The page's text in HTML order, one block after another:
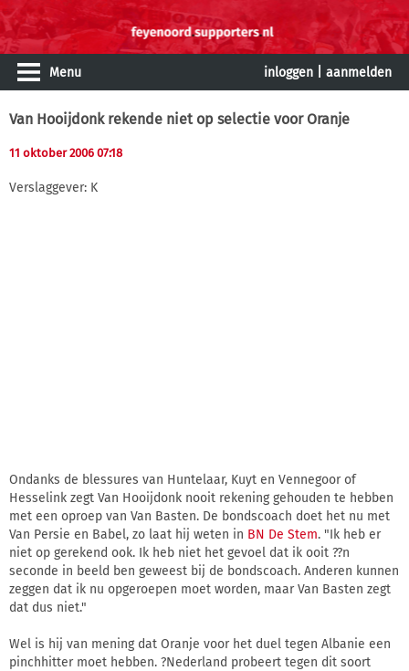
Menu inloggen aanmelden
Van Hooijdonk rekende niet op selectie voor Oranje
11 oktober 2006 07:18
Verslaggever: K
Ondanks de blessures van Huntelaar, Kuyt en Vennegoor of
Hesselink zegt Van Hooijdonk nooit rekening gehouden te hebben
met een oproep van Van Basten. De bondscoach doet het nu met
Van Persie en Babel, zo laat hij weten in BN De Stem. "Ik heb er
niet op gerekend ook. Ik heb niet het gevoel dat ik ooit ??n
seconde in beeld ben geweest bij de bondscoach. Anderen kunnen
zeggen dat ik nu opgeroepen moet worden, maar Van Basten zegt
dat dus niet."
Wel is hij van mening dat Oranje voor het duel tegen Albanie een
pinchhitter moet hebben. ?Nederland probeert tegen dit soort